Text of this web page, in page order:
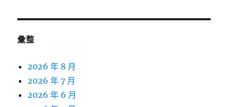
彙整
2026 年 8 月
2026 年 7 月
2026 年 6 月